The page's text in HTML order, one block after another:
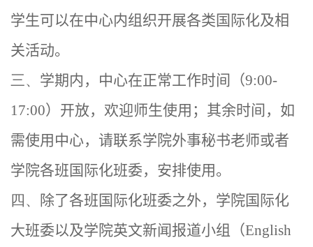
学生可以在中心内组织开展各类国际化及相
关活动。
三、 学期内，中心在正常工作时间（9:00-
17:00）开放，欢迎师生使用；其余时间，如
需使用中心，请联系学院外事秘书老师或者
学院各班国际化班委，安排使用。
四、
除了各班国际化班委之外，学院国际化
大班委以及学院英文新闻报道小组（English